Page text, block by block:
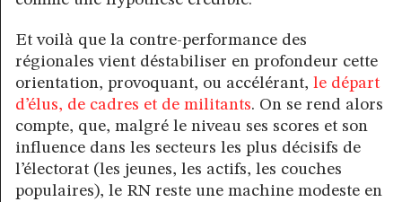
Et voilà que la contre-performance des
régionales vient déstabiliser en profondeur cette
orientation, provoquant, ou accélérant, le départ
d’élus, de cadres et de militants. On se rend alors
compte, que, malgré le niveau ses scores et son
influence dans les secteurs les plus décisifs de
l’électorat (les jeunes, les actifs, les couches
populaires), le RN reste une machine modeste en